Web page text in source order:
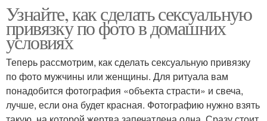
Удовольствие при
сексуальной привязке
Узнайте, как сделать сексуальную
привязку по фото в домашних
условиях
Теперь рассмотрим, как сделать сексуальную привязку
по фото мужчины или женщины. Для ритуала вам
понадобится фотография «объекта страсти» и свеча,
лучше, если она будет красная. Фотографию нужно взять